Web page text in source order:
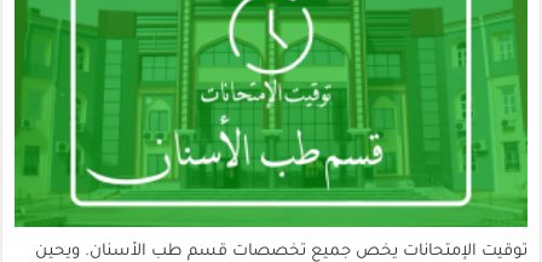
توقيت الإمتحانات يخص جميع تخصصات قسم طب الأسنان. ويحين